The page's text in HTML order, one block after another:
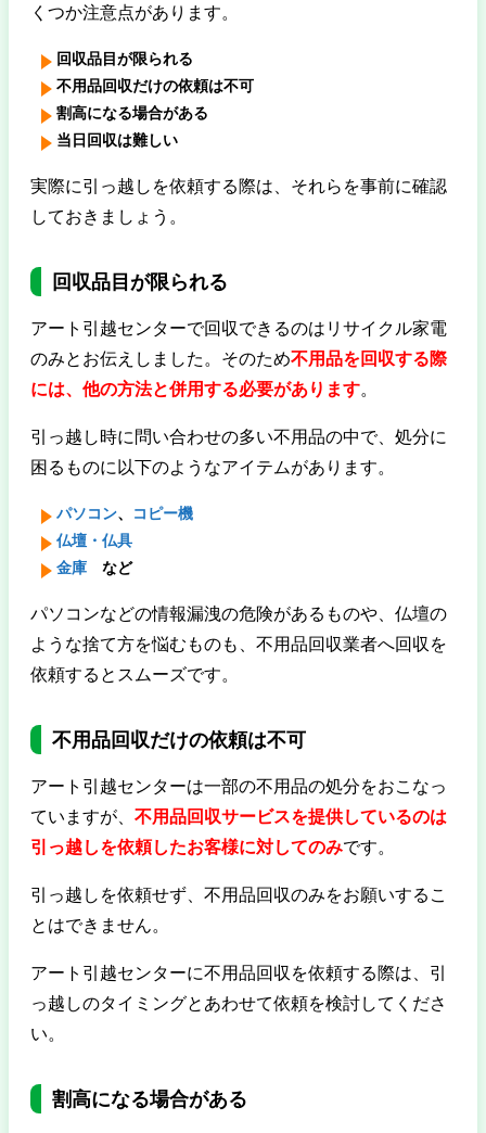
くつか注意点があります。
回収品目が限られる
不用品回収だけの依頼は不可
割高になる場合がある
当日回収は難しい
実際に引っ越しを依頼する際は、それらを事前に確認
しておきましょう。
回収品目が限られる
アート引越センターで回収できるのはリサイクル家電
のみとお伝えしました。そのため不用品を回収する際
には、他の方法と併用する必要があります。
引っ越し時に問い合わせの多い不用品の中で、処分に
困るものに以下のようなアイテムがあります。
パソコン、
コピー機
仏壇・仏具
金庫など
パソコンなどの情報漏洩の危険があるものや、仏壇の
ような捨て方を悩むものも、不用品回収業者へ回収を
依頼するとスムーズです。
不用品回収だけの依頼は不可
アート引越センターは一部の不用品の処分をおこなっ
ていますが、 不用品回収サービスを提供しているのは
引っ越しを依頼したお客様に対してのみです。
引っ越しを依頼せず、不用品回収のみをお願いするこ
とはできません。
アート引越センターに不用品回収を依頼する際は、引
っ越しのタイミングとあわせて依頼を検討してくださ
い。
割高になる場合がある